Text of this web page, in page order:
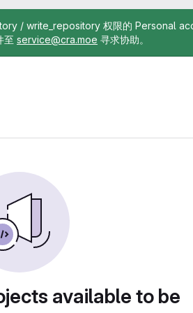
/ write_repository 权限的 Personal
至 service@cra.moe 寻求协助。
available to be